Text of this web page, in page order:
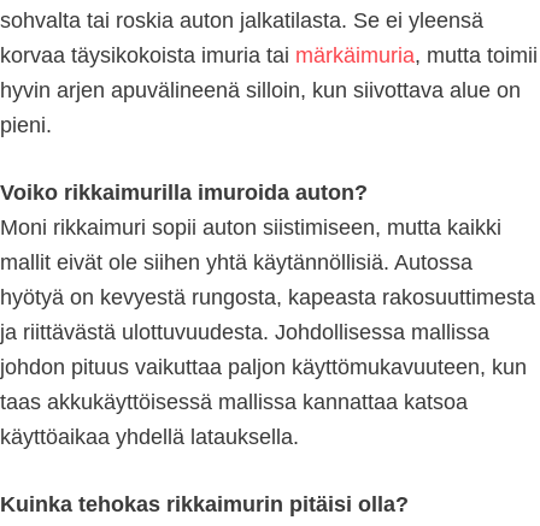
sohvalta tai roskia auton jalkatilasta. Se ei yleensä
korvaa täysikokoista imuria tai märkäimuria, mutta toimii
hyvin arjen apuvälineenä silloin, kun siivottava alue on
pieni.
Voiko rikkaimurilla imuroida auton?
Moni rikkaimuri sopii auton siistimiseen, mutta kaikki
mallit eivät ole siihen yhtä käytännöllisiä. Autossa
hyötyä on kevyestä rungosta, kapeasta rakosuuttimesta
ja riittävästä ulottuvuudesta. Johdollisessa mallissa
johdon pituus vaikuttaa paljon käyttömukavuuteen, kun
taas akkukäyttöisessä mallissa kannattaa katsoa
käyttöaikaa yhdellä latauksella.
Kuinka tehokas rikkaimurin pitäisi olla?